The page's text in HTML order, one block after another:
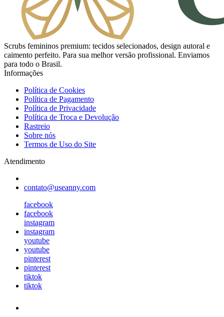
Scrubs femininos premium: tecidos selecionados, design autoral e
caimento perfeito. Para sua melhor versão profissional. Enviamos
para todo o Brasil.
Informações
Política de Cookies
Política de Pagamento
Política de Privacidade
Política de Troca e Devolução
Rastreio
Sobre nós
Termos de Uso do Site
Atendimento
contato@useanny.com
facebook
facebook
instagram
instagram
youtube
youtube
pinterest
pinterest
tiktok
tiktok